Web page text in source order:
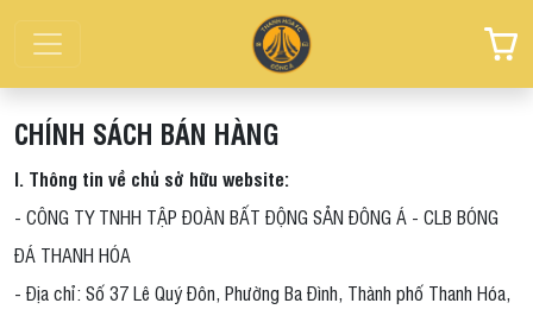
CHÍNH SÁCH BÁN HÀNG
I. Thông tin về chủ sở hữu website:
- CÔNG TY TNHH TẬP ĐOÀN BẤT ĐỘNG SẢN ĐÔNG Á - CLB BÓNG
ĐÁ THANH HÓA
- Địa chỉ: Số 37 Lê Quý Đôn, Phường Ba Đình, Thành phố Thanh Hóa,